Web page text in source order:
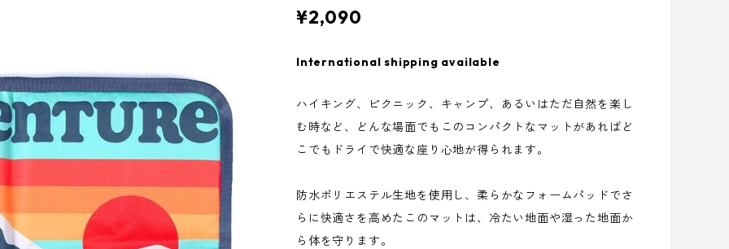
¥2,090
International shipping available
ハイキング、ピクニック、キャンプ、あるいはただ自然を楽し
む時など、どんな場面でもこのコンパクトなマットがあればど
こでもドライで快適な座り心地が得られます。
防水ポリエステル生地を使用し、柔らかなフォームパッドでさ
らに快適さを高めたこのマットは、冷たい地面や湿った地面か
ら体を守ります。